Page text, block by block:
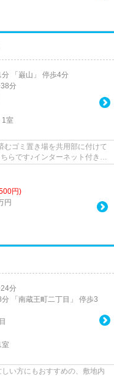
分 「巌山」 停歩4分
38分
1室
むゴミ置き場を共用部に付けて
らです♪インターネット付きの
円)
円
24分
分 「南蔵王町二丁目」 停歩3
室
い方にもおすすめの、敷地内